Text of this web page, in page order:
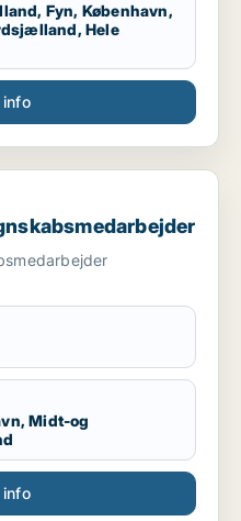
Fyn, København,
Hele
info
Midt-og
info